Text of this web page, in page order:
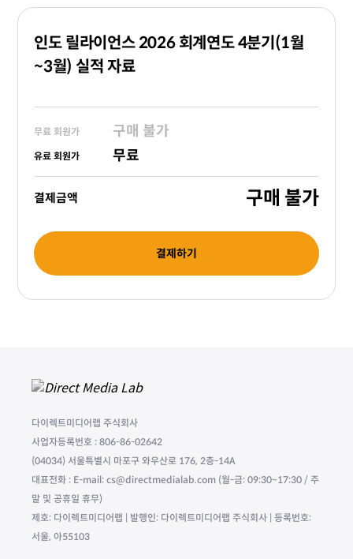
인도 릴라이언스 2026 회계연도 4분기(1월
~3월) 실적 자료
무료 회원가 구매 불가
유료 회원가 무료
결제금액 구매 불가
결제하기
다이렉트미디어랩 주식회사
사업자등록번호 : 806-86-02642
(04034) 서울특별시 마포구 와우산로 176, 2층-14A
대표전화 : E-mail: cs@directmedialab.com (월-금: 09:30~17:30 / 주
말 및 공휴일 휴무)
제호: 다이렉트미디어랩 | 발행인: 다이렉트미디어랩 주식회사 | 등록번호:
서울, 아55103